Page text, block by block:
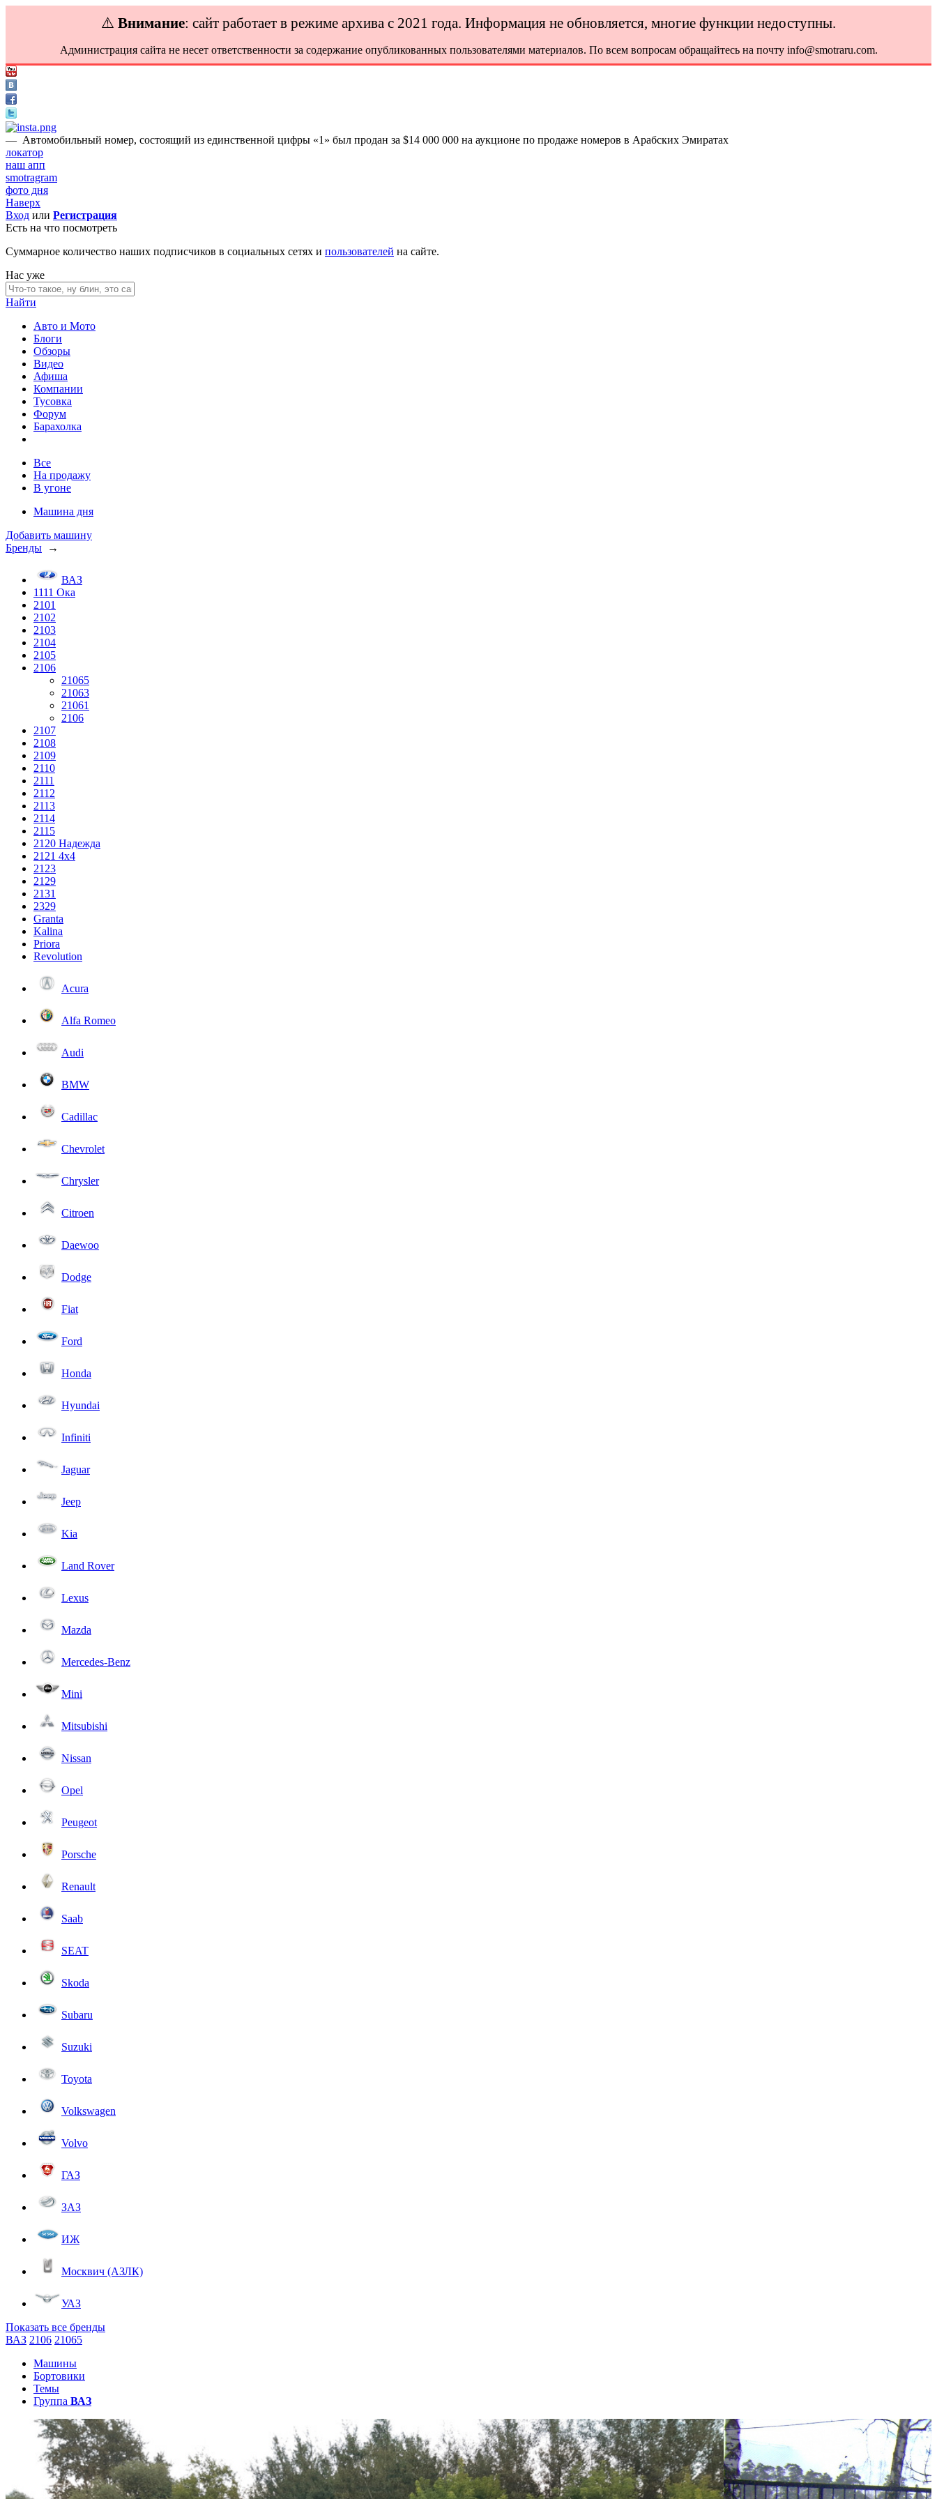
⚠️ Внимание: сайт работает в режиме архива с 2021 года. Информация не обновляется, многие функции недоступны.
Администрация сайта не несет ответственности за содержание опубликованных пользователями материалов. По всем вопросам обращайтесь на почту info@smotraru.com.
— Автомобильный номер, состоящий из единственной цифры «1» был продан за $14 000 000 на аукционе по продаже номеров в Арабских Эмиратах
локатор
наш апп
smotragram
фото дня
Наверх
Вход или Регистрация
Есть на что посмотреть
Суммарное количество наших подписчиков в социальных сетях и пользователей на сайте.
Нас уже
Найти
Авто и Мото
Блоги
Обзоры
Видео
Афиша
Компании
Тусовка
Форум
Барахолка
Все
На продажу
В угоне
Машина дня
Добавить машину
Бренды →
ВАЗ
1111 Ока
2101
2102
2103
2104
2105
2106
21065
21063
21061
2106
2107
2108
2109
2110
2111
2112
2113
2114
2115
2120 Надежда
2121 4x4
2123
2129
2131
2329
Granta
Kalina
Priora
Revolution
Acura
Alfa Romeo
Audi
BMW
Cadillac
Chevrolet
Chrysler
Citroen
Daewoo
Dodge
Fiat
Ford
Honda
Hyundai
Infiniti
Jaguar
Jeep
Kia
Land Rover
Lexus
Mazda
Mercedes-Benz
Mini
Mitsubishi
Nissan
Opel
Peugeot
Porsche
Renault
Saab
SEAT
Skoda
Subaru
Suzuki
Toyota
Volkswagen
Volvo
ГАЗ
ЗАЗ
ИЖ
Москвич (АЗЛК)
УАЗ
Показать все бренды
ВАЗ 2106 21065
Машины
Бортовики
Темы
Группа ВАЗ